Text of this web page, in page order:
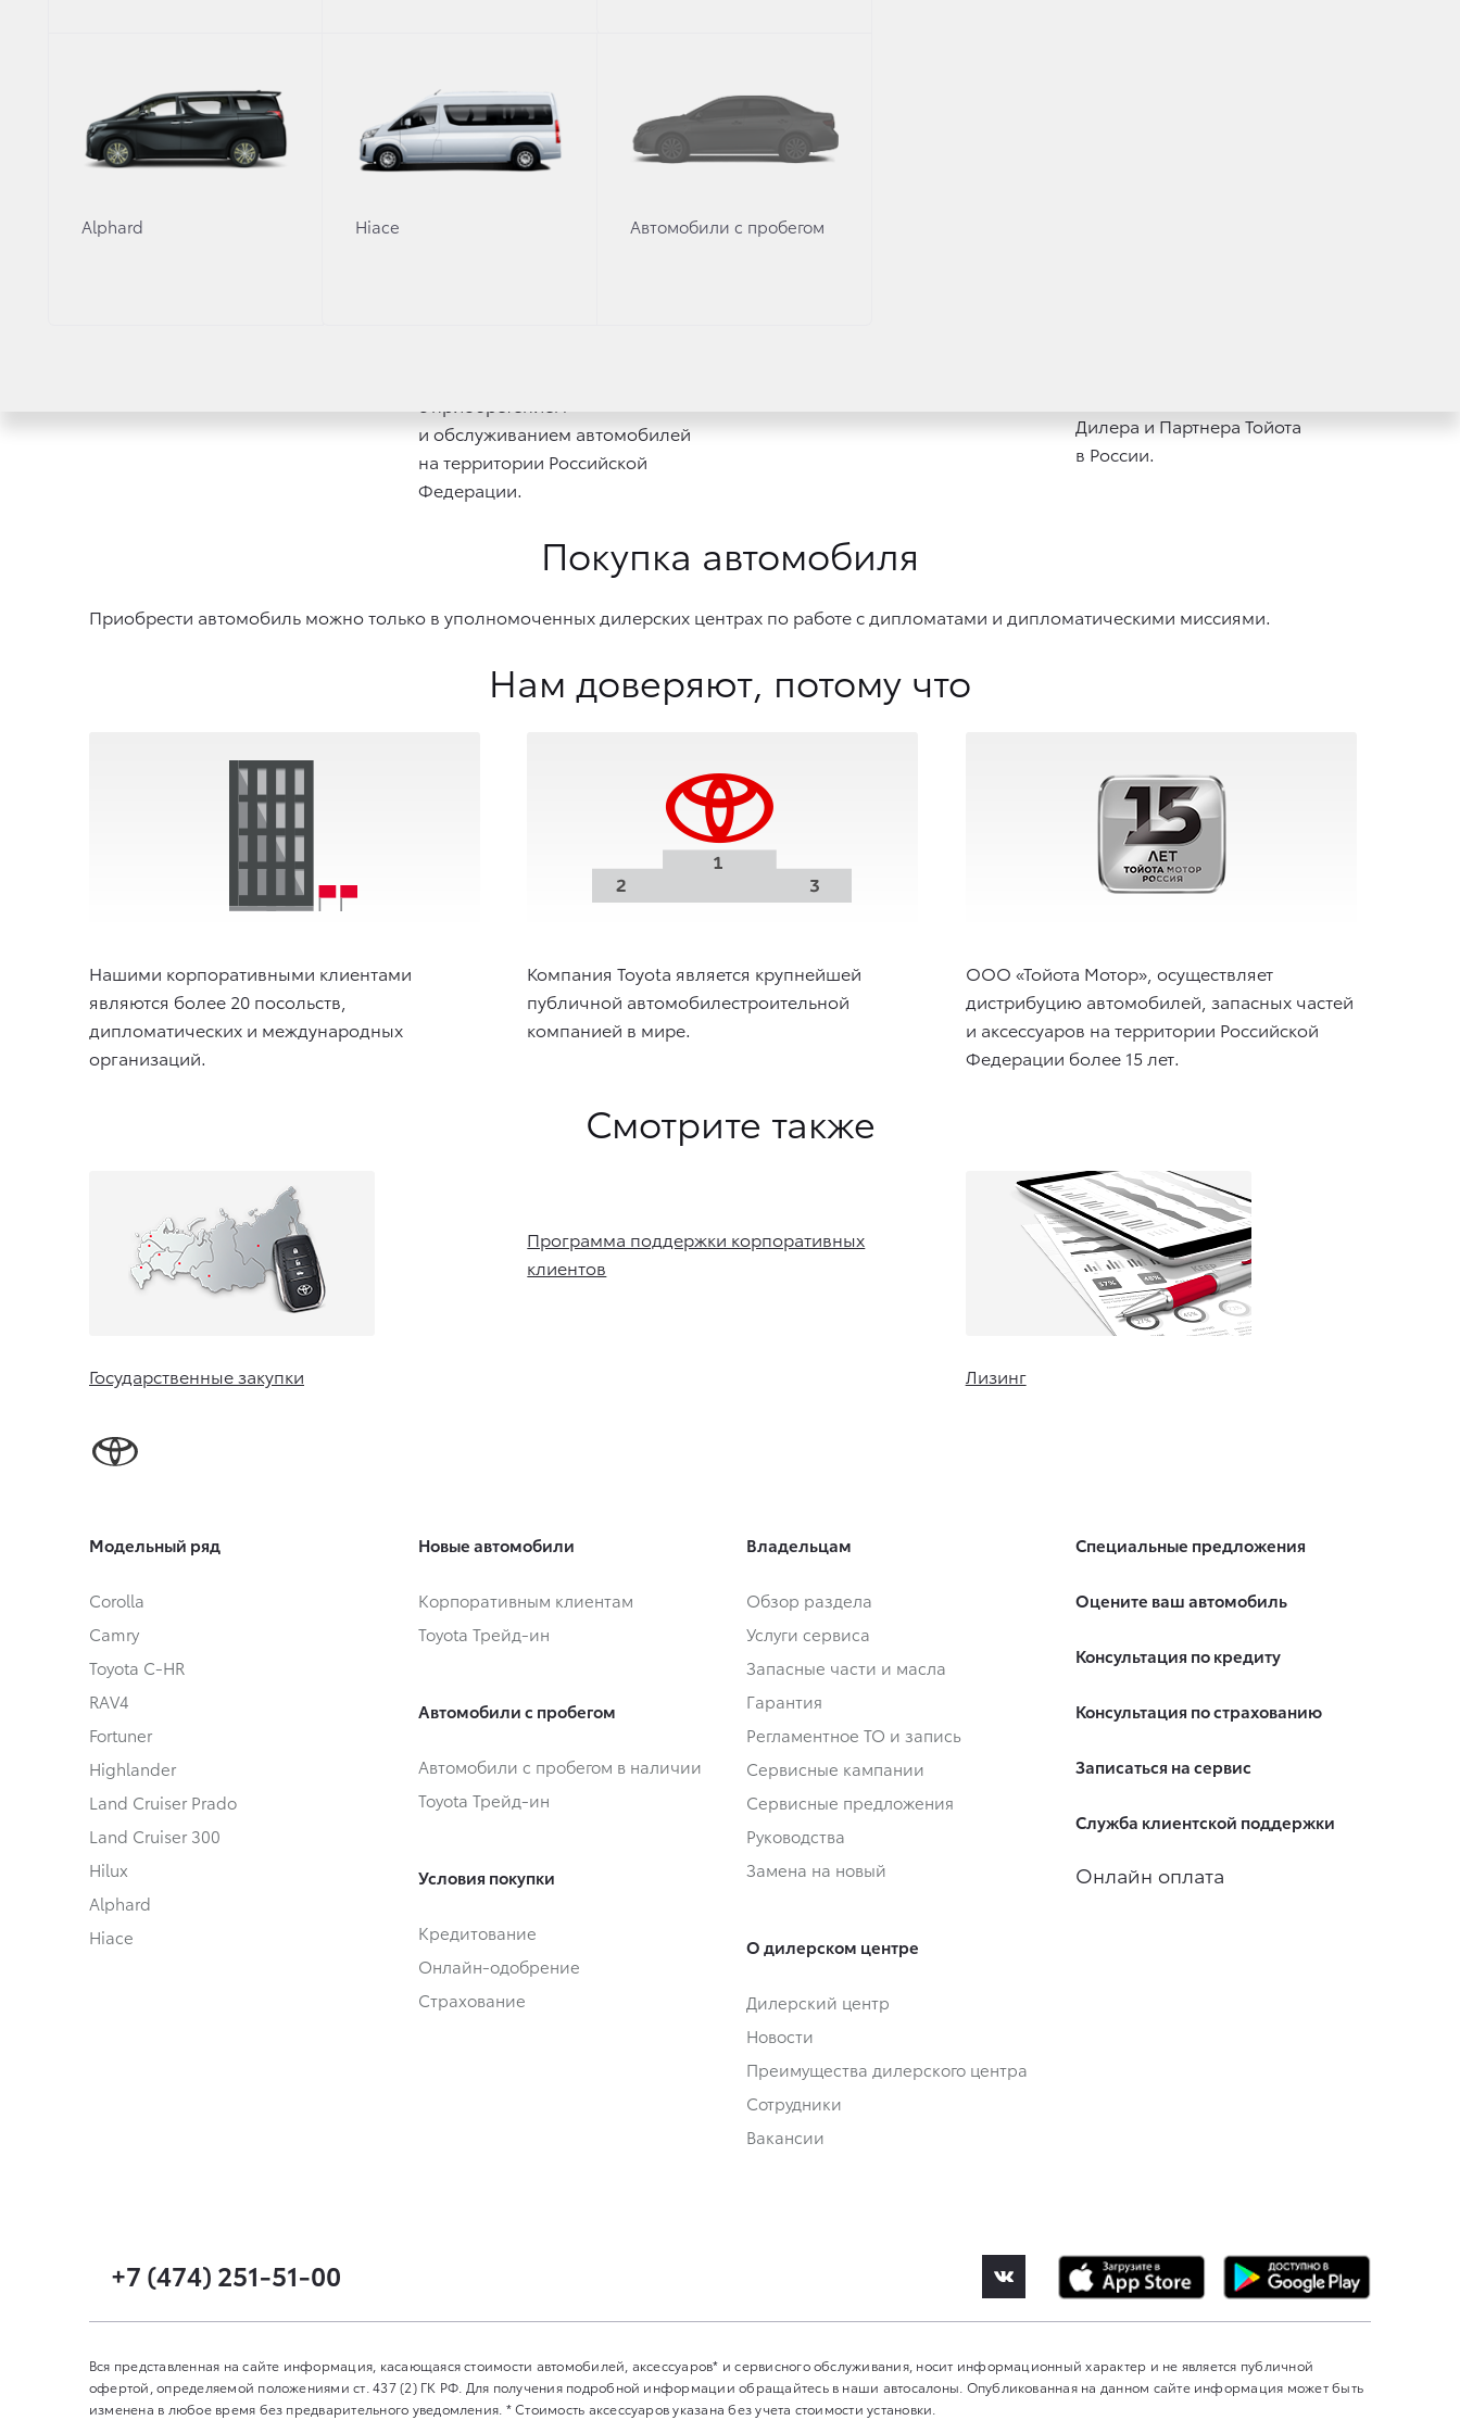
Alphard Hiace Автомобили с пробегом
и обслуживанием автомобилей
на территории Российской
Федерации.
Дилера и Партнера Тойота
в России.
Покупка автомобиля
Приобрести автомобиль можно только в уполномоченных дилерских центрах по работе с дипломатами и дипломатическими миссиями.
Нам доверяют, потому что
Нашими корпоративными клиентами
являются более 20 посольств,
дипломатических и международных
организаций.
Компания Toyota является крупнейшей
публичной автомобилестроительной
компанией в мире.
ООО «Тойота Мотор», осуществляет
дистрибуцию автомобилей, запасных частей
и аксессуаров на территории Российской
Федерации более 15 лет.
Смотрите также
Государственные закупки
Программа поддержки корпоративных
клиентов
Лизинг
Модельный ряд
Corolla
Camry
Toyota C-HR
RAV4
Fortuner
Highlander
Land Cruiser Prado
Land Cruiser 300
Hilux
Alphard
Hiace
Новые автомобили
Корпоративным клиентам
Toyota Трейд-ин
Автомобили с пробегом
Автомобили с пробегом в наличии
Toyota Трейд-ин
Условия покупки
Кредитование
Онлайн-одобрение
Страхование
Владельцам
Обзор раздела
Услуги сервиса
Запасные части и масла
Гарантия
Регламентное ТО и запись
Сервисные кампании
Сервисные предложения
Руководства
Замена на новый
О дилерском центре
Дилерский центр
Новости
Преимущества дилерского центра
Сотрудники
Вакансии
Специальные предложения
Оцените ваш автомобиль
Консультация по кредиту
Консультация по страхованию
Записаться на сервис
Служба клиентской поддержки
Онлайн оплата
+7 (474) 251-51-00
Вся представленная на сайте информация, касающаяся стоимости автомобилей, аксессуаров* и сервисного обслуживания, носит информационный характер и не является публичной
офертой, определяемой положениями ст. 437 (2) ГК РФ. Для получения подробной информации обращайтесь в наши автосалоны. Опубликованная на данном сайте информация может быть
изменена в любое время без предварительного уведомления. * Стоимость аксессуаров указана без учета стоимости установки.